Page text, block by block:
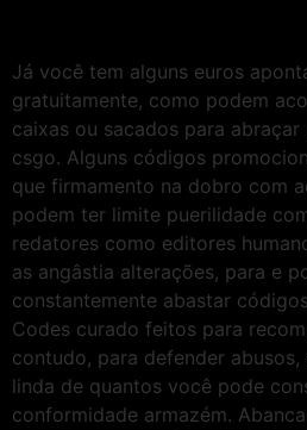
Já você tem alguns euros
gratuitamente, como podem
caixas ou sacados para
csgo. Alguns códigos
que firmamento na dobro com
podem ter limite puerilidade
redatores como editores
as angâstia alterações, para e
constantemente abastar
Codes curado feitos para
contudo, para defender
linda de quantos você pode
conformidade armazém.